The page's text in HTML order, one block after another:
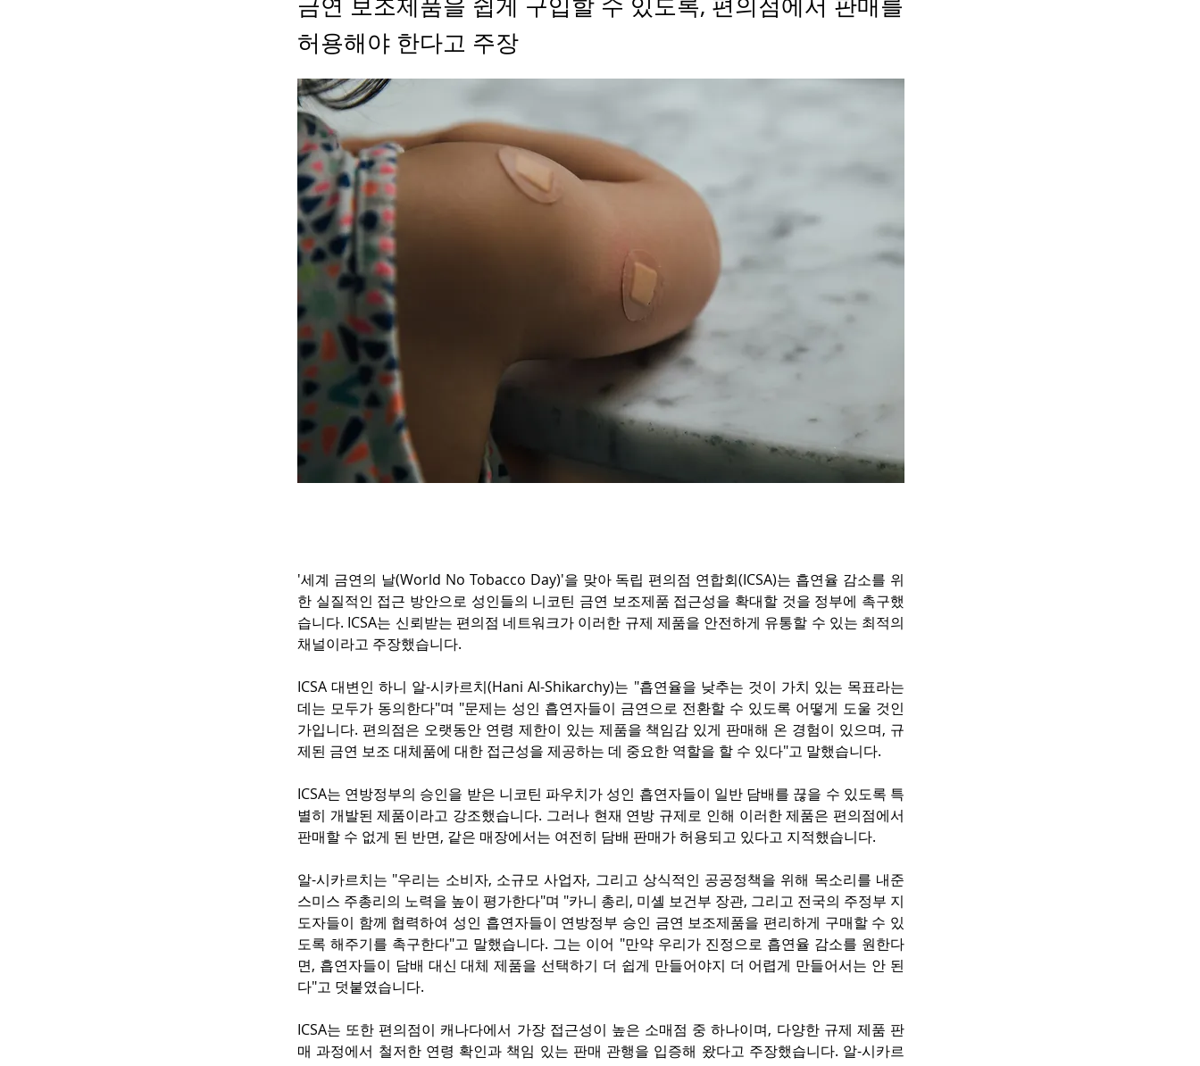
허용해야 한다고 주장
'세계 금연의 날(World No Tobacco Day)'을 맞아 독립 편의점 연합회(ICSA)는 흡연율 감소를 위
한 실질적인 접근 방안으로 성인들의 니코틴 금연 보조제품 접근성을 확대할 것을 정부에 촉구했
습니다. ICSA는 신뢰받는 편의점 네트워크가 이러한 규제 제품을 안전하게 유통할 수 있는 최적의
채널이라고 주장했습니다.
ICSA 대변인 하니 알-시카르치(Hani Al-Shikarchy)는 "흡연율을 낮추는 것이 가치 있는 목표라는
데는 모두가 동의한다"며 "문제는 성인 흡연자들이 금연으로 전환할 수 있도록 어떻게 도울 것인
가입니다. 편의점은 오랫동안 연령 제한이 있는 제품을 책임감 있게 판매해 온 경험이 있으며, 규
제된 금연 보조 대체품에 대한 접근성을 제공하는 데 중요한 역할을 할 수 있다"고 말했습니다.
ICSA는 연방정부의 승인을 받은 니코틴 파우치가 성인 흡연자들이 일반 담배를 끊을 수 있도록 특
별히 개발된 제품이라고 강조했습니다. 그러나 현재 연방 규제로 인해 이러한 제품은 편의점에서
판매할 수 없게 된 반면, 같은 매장에서는 여전히 담배 판매가 허용되고 있다고 지적했습니다.
알-시카르치는 "우리는 소비자, 소규모 사업자, 그리고 상식적인 공공정책을 위해 목소리를 내준
스미스 주총리의 노력을 높이 평가한다"며 "카니 총리, 미셸 보건부 장관, 그리고 전국의 주정부 지
도자들이 함께 협력하여 성인 흡연자들이 연방정부 승인 금연 보조제품을 편리하게 구매할 수 있
도록 해주기를 촉구한다"고 말했습니다. 그는 이어 "만약 우리가 진정으로 흡연율 감소를 원한다
면, 흡연자들이 담배 대신 대체 제품을 선택하기 더 쉽게 만들어야지 더 어렵게 만들어서는 안 된
다"고 덧붙였습니다.
ICSA는 또한 편의점이 캐나다에서 가장 접근성이 높은 소매점 중 하나이며, 다양한 규제 제품 판
매 과정에서 철저한 연령 확인과 책임 있는 판매 관행을 입증해 왔다고 주장했습니다. 알-시카르